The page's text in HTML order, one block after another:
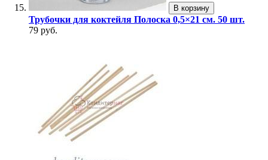
В корзину
Трубочки для коктейля Полоска 0,5×21 см. 50 шт.
79 руб.